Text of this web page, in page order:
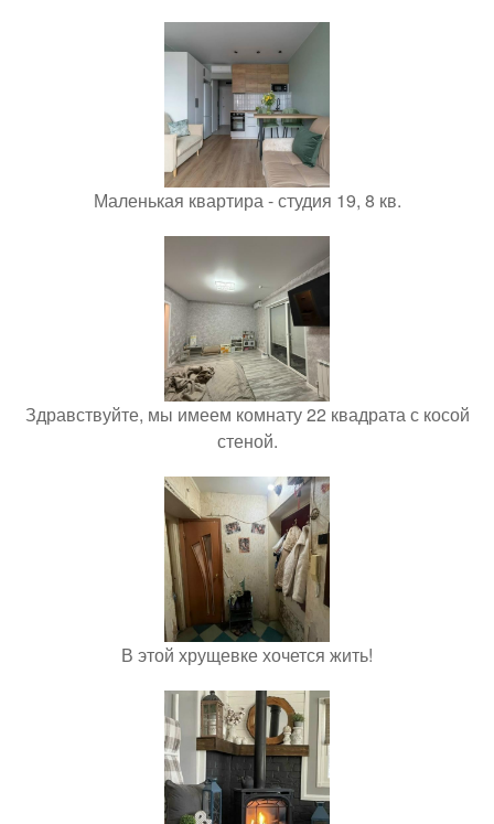
Маленькая квартира - студия 19, 8 кв.
Здравствуйте, мы имеем комнату 22 квадрата с косой
стеной.
В этой хрущевке хочется жить!